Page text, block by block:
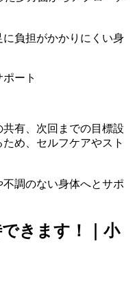
負担がかかりにくい身
ート
有、次回までの目標設
め、セルフケアやスト
調のない身体へとサポ
きます！｜小